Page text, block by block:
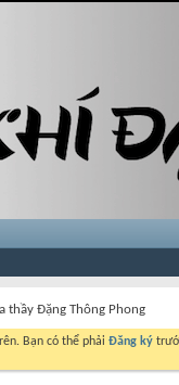
thầy Đặng Thông Phong
Bạn có thể phải Đăng ký